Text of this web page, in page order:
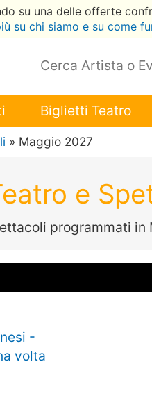
su una delle offerte
su chi siamo e su come
Biglietti Teatro
» Maggio 2027
e
programmati
-
volta